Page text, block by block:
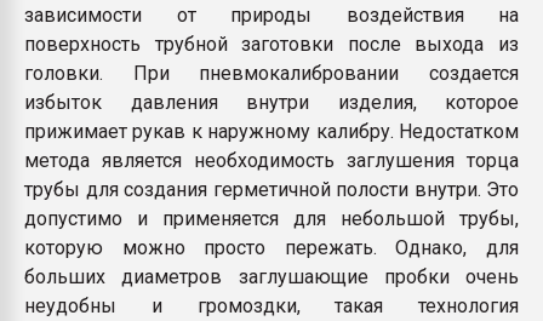
зависимости от природы воздействия на
поверхность трубной заготовки после выхода из
головки. При пневмокалибровании создается
избыток давления внутри изделия, которое
прижимает рукав к наружному калибру. Недостатком
метода является необходимость заглушения торца
трубы для создания герметичной полости внутри. Это
допустимо и применяется для небольшой трубы,
которую можно просто пережать. Однако, для
больших диаметров заглушающие пробки очень
неудобны и громоздки, такая технология